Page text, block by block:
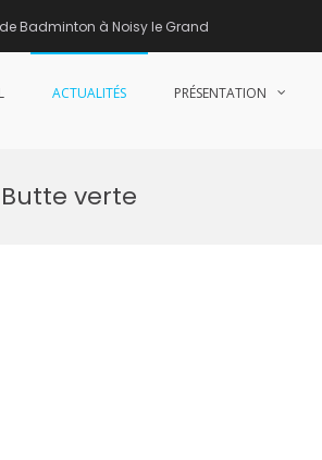
Badminton à Noisy le Grand
ACTUALITÉS PRÉSENTATION
verte